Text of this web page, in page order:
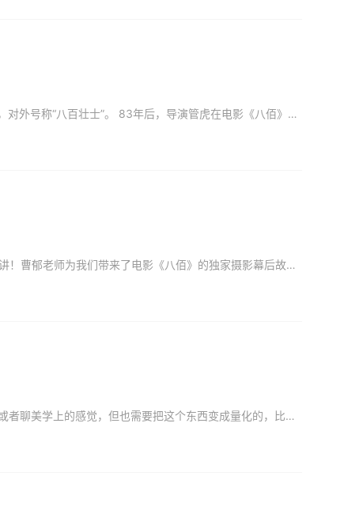
1937年，淞沪会战最后一役，上海即将沦陷。400多名中国士兵驻守四行仓库，誓死抵抗，对外号称“八百壮士”。 83年后，导演管虎在电影《八佰》中诠释了他所理解的“四行仓库守卫战”。但这个过程
8月21日，由IMAX、坏兔子影业x单向街基金会共同发起的“胡萝卜计划电影公开课”正式开讲！曹郁老师为我们带来了电影《八佰》的独家摄影幕后故事，以及他对本片的理解与阐述，IMAX摄影机给摄影师带来的挑
“摄影师横跨艺术和技术两个范畴，是帮助这两个世界连在一起的人。你可以和导演聊剧本或者聊美学上的感觉，但也需要把这个东西变成量化的，比如光需要打多少，摄影机的光圈需要多少。”“我认为《八佰》是一首诗，是